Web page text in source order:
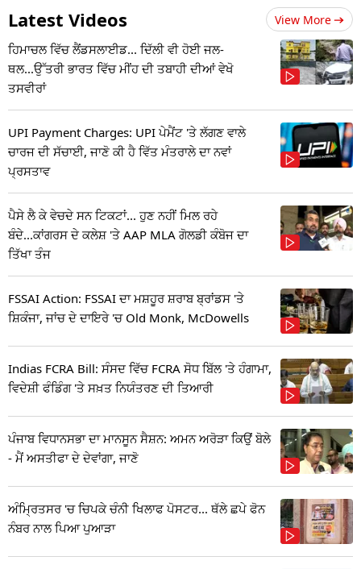
Latest Videos View More
ਹਿਮਾਚਲ ਵਿੱਚ ਲੈਂਡਸਲਾਈਡ... ਦਿੱਲੀ ਵੀ ਹੋਈ ਜਲ-
ਥਲ...ਉੱਤਰੀ ਭਾਰਤ ਵਿੱਚ ਮੀਂਹ ਦੀ ਤਬਾਹੀ ਦੀਆਂ ਵੇਖੋ
ਤਸਵੀਰਾਂ
UPI Payment Charges: UPI ਪੇਮੈਂਟ 'ਤੇ ਲੱਗਣ ਵਾਲੇ
ਚਾਰਜ ਦੀ ਸੱਚਾਈ, ਜਾਣੋ ਕੀ ਹੈ ਵਿੱਤ ਮੰਤਰਾਲੇ ਦਾ ਨਵਾਂ
ਪ੍ਰਸਤਾਵ
ਪੈਸੇ ਲੈ ਕੇ ਵੇਚਦੇ ਸਨ ਟਿਕਟਾਂ... ਹੁਣ ਨਹੀਂ ਮਿਲ ਰਹੇ
ਬੰਦੇ...ਕਾਂਗਰਸ ਦੇ ਕਲੇਸ਼ 'ਤੇ AAP MLA ਗੋਲਡੀ ਕੰਬੋਜ ਦਾ
ਤਿੱਖਾ ਤੰਜ
FSSAI Action: FSSAI ਦਾ ਮਸ਼ਹੂਰ ਸ਼ਰਾਬ ਬ੍ਰਾਂਡਸ 'ਤੇ
ਸ਼ਿਕੰਜਾ, ਜਾਂਚ ਦੇ ਦਾਇਰੇ 'ਚ Old Monk, McDowells
Indias FCRA Bill: ਸੰਸਦ ਵਿੱਚ FCRA ਸੋਧ ਬਿੱਲ 'ਤੇ ਹੰਗਾਮਾ,
ਵਿਦੇਸ਼ੀ ਫੰਡਿੰਗ 'ਤੇ ਸਖ਼ਤ ਨਿਯੰਤਰਣ ਦੀ ਤਿਆਰੀ
ਪੰਜਾਬ ਵਿਧਾਨਸਭਾ ਦਾ ਮਾਨਸੂਨ ਸੈਸ਼ਨ: ਅਮਨ ਅਰੋੜਾ ਕਿਉਂ ਬੋਲੇ
- ਮੈਂ ਅਸਤੀਫਾ ਦੇ ਦੇਵਾਂਗਾ, ਜਾਣੋ
ਅੰਮ੍ਰਿਤਸਰ 'ਚ ਚਿਪਕੇ ਚੰਨੀ ਖਿਲਾਫ ਪੋਸਟਰ... ਥੱਲੇ ਛਪੇ ਫੋਨ
ਨੰਬਰ ਨਾਲ ਪਿਆ ਪੁਆੜਾ